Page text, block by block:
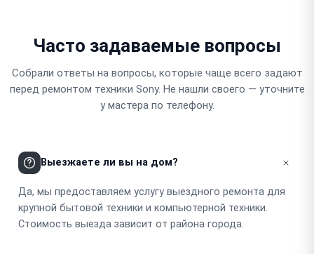
Часто задаваемые вопросы
Собрали ответы на вопросы, которые чаще всего задают
перед ремонтом техники Sony. Не нашли своего — уточните
у мастера по телефону.
Выезжаете ли вы на дом?
Да, мы предоставляем услугу выездного ремонта для
крупной бытовой техники и компьютерной техники.
Стоимость выезда зависит от района города.